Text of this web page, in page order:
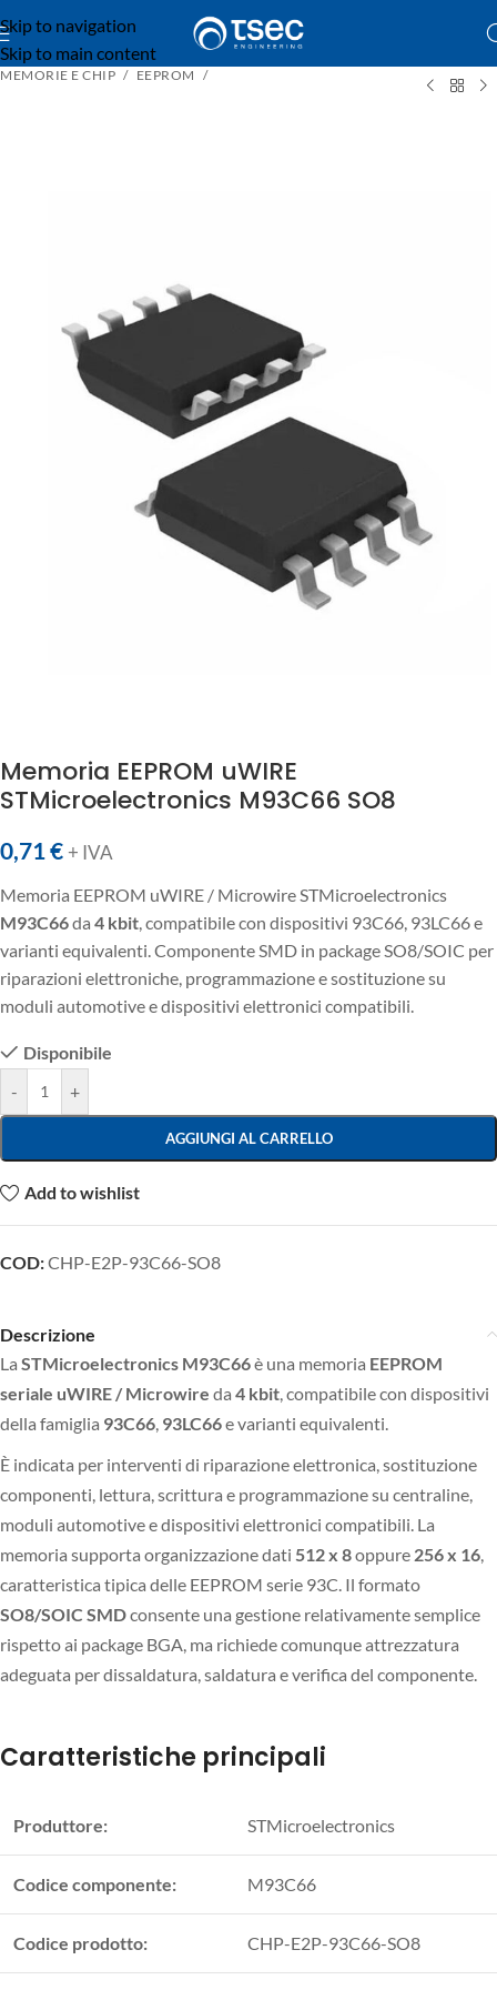
Skip to navigation
Skip to main content
MEMORIE E CHIP EEPROM
Memoria EEPROM uWIRE
STMicroelectronics M93C66 SO8
0,71 € + IVA
Memoria EEPROM uWIRE / Microwire STMicroelectronics
M93C66da 4 kbit , compatibile con dispositivi 93C66, 93LC66 e
varianti equivalenti. Componente SMD in package SO8/SOIC per
riparazioni elettroniche, programmazione e sostituzione su
moduli automotive e dispositivi elettronici compatibili.
Disponibile
-
+
AGGIUNGI AL CARRELLO
Add to wishlist
COD:CHP-E2P-93C66-SO8
Descrizione
La STMicroelectronics M93C66è una memoria EEPROM
seriale uWIRE / Microwire da 4 kbit , compatibile con dispositivi
della famiglia 93C66 93LC66e varianti equivalenti.
È indicata per interventi di riparazione elettronica, sostituzione
componenti, lettura, scrittura e programmazione su centraline,
moduli automotive e dispositivi elettronici compatibili. La
memoria supporta organizzazione dati 512 x 8oppure 256 x 16
caratteristica tipica delle EEPROM serie 93C. Il formato
SO8/SOIC SMDconsente una gestione relativamente semplice
rispetto ai package BGA, ma richiede comunque attrezzatura
adeguata per dissaldatura, saldatura e verifica del componente.
Caratteristiche principali
Produttore: STMicroelectronics
Codice componente: M93C66
Codice prodotto: CHP-E2P-93C66-SO8